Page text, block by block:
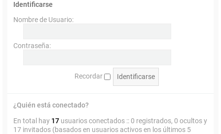
Identificarse
Nombre de Usuario:
Contraseña:
Recordar
¿Quién está conectado?
En total hay 17 usuarios conectados :: 0 registrados, 0 ocultos y
17 invitados (basados en usuarios activos en los últimos 5